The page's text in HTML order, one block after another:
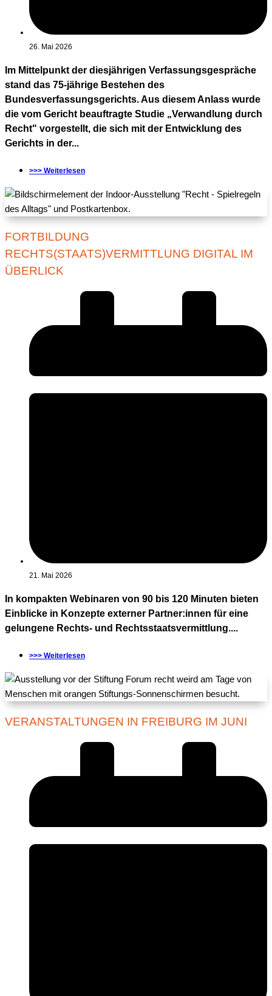
26. Mai 2026
Im Mittelpunkt der diesjährigen Verfassungsgespräche
stand das 75-jährige Bestehen des
Bundesverfassungsgerichts. Aus diesem Anlass wurde
die vom Gericht beauftragte Studie „Verwandlung durch
Recht" vorgestellt, die sich mit der Entwicklung des
Gerichts in der...
>>> Weiterlesen
FORTBILDUNG
RECHTS(STAATS)VERMITTLUNG DIGITAL IM
ÜBERLICK
21. Mai 2026
In kompakten Webinaren von 90 bis 120 Minuten bieten
Einblicke in Konzepte externer Partner:innen für eine
gelungene Rechts- und Rechtsstaatsvermittlung....
>>> Weiterlesen
VERANSTALTUNGEN IN FREIBURG IM JUNI